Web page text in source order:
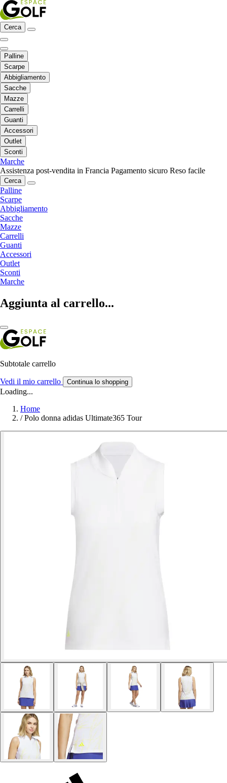
Cerca
Palline
Scarpe
Abbigliamento
Sacche
Mazze
Carrelli
Guanti
Accessori
Outlet
Sconti
Marche
Assistenza post-vendita in Francia Pagamento sicuro Reso facile
Cerca
Palline
Scarpe
Abbigliamento
Sacche
Mazze
Carrelli
Guanti
Accessori
Outlet
Sconti
Marche
Aggiunta al carrello...
Subtotale carrello
Vedi il mio carrello Continua lo shopping
Loading...
Home
/ Polo donna adidas Ultimate365 Tour